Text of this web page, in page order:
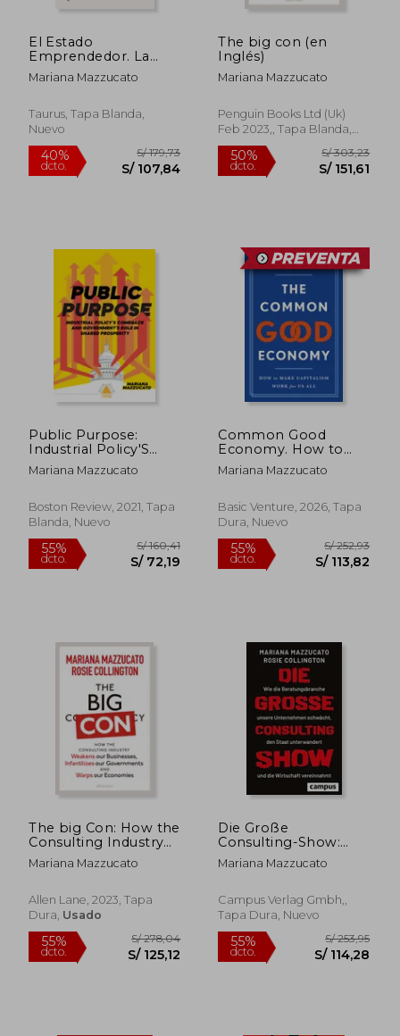
dcto. dcto.
55%
dcto.
50%
dcto.
El Estado
Emprendedor. La
Oposición Público vs.
Privado y sus Mitos
Mariana Mazzucato
Taurus, Tapa Blanda,
Nuevo
40%
dcto.
The big con (en
Inglés)
Mariana Mazzucato
Penguin Books Ltd (Uk)
Feb 2023,, Tapa Blanda,
Nuevo
50%
dcto.
Public Purpose:
Industrial Policy'S
Comeback and
Government'S Role
(Boston Review (en
Inglés)
Mariana Mazzucato
Boston Review, 2021, Tapa
Blanda, Nuevo
Common Good
Economy. How to
Make Capitalism
Work for Us All (en
Mariana Mazzucato
Basic Venture, 2026, Tapa
Dura, Nuevo
The big Con: How the
Consulting Industry
Weakens our
Businesses,
Governments and
Hijacks our
Inglés)
Mariana Mazzucato
Allen Lane, 2023, Tapa
Dura, Usado
Die Große
Consulting-Show:
Wie die
Beratungsbranche
Schwächt, den Staat
Unterwandert und die
Vereinnahmt (en
Alemán)
Mariana Mazzucato
Campus Verlag Gmbh,,
Tapa Dura, Nuevo